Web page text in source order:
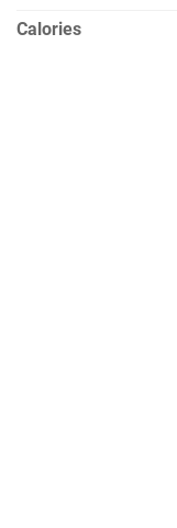
Calories